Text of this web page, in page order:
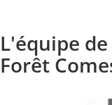
L'équipe
Forêt